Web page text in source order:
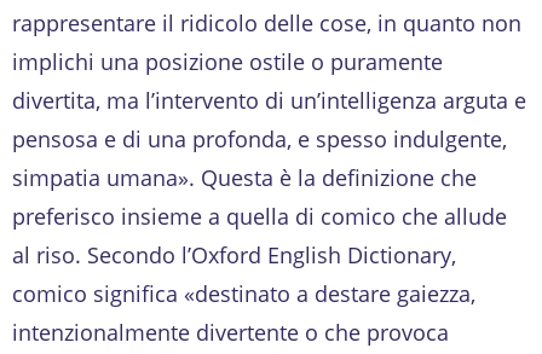
rappresentare il ridicolo delle cose, in quanto non
implichi una posizione ostile o puramente
divertita, ma l’intervento di un’intelligenza arguta e
pensosa e di una profonda, e spesso indulgente,
simpatia umana». Questa è la definizione che
preferisco insieme a quella di comico che allude
al riso. Secondo l’Oxford English Dictionary,
comico significa «destinato a destare gaiezza,
intenzionalmente divertente o che provoca